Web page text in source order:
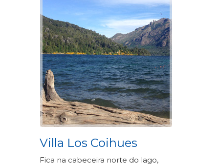
Villa Los Coihues
Fica na cabeceira norte do lago,